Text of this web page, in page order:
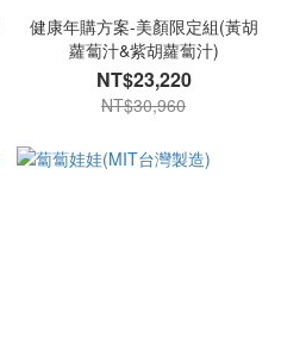
健康年購方案-美顏限定組(黃胡
蘿蔔汁&紫胡蘿蔔汁)
NT$23,220
NT$30,960